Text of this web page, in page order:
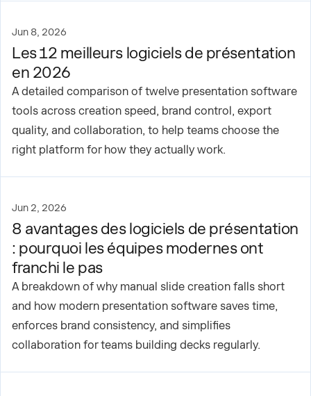
Jun 8, 2026
Les 12 meilleurs logiciels de présentation
en 2026
A detailed comparison of twelve presentation software
tools across creation speed, brand control, export
quality, and collaboration, to help teams choose the
right platform for how they actually work.
Jun 2, 2026
8 avantages des logiciels de présentation
: pourquoi les équipes modernes ont
franchi le pas
A breakdown of why manual slide creation falls short
and how modern presentation software saves time,
enforces brand consistency, and simplifies
collaboration for teams building decks regularly.